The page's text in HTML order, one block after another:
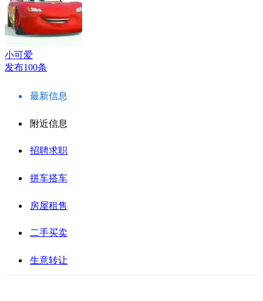
小可爱
发布100条
最新信息
附近信息
招聘求职
拼车搭车
房屋租售
二手买卖
生意转让